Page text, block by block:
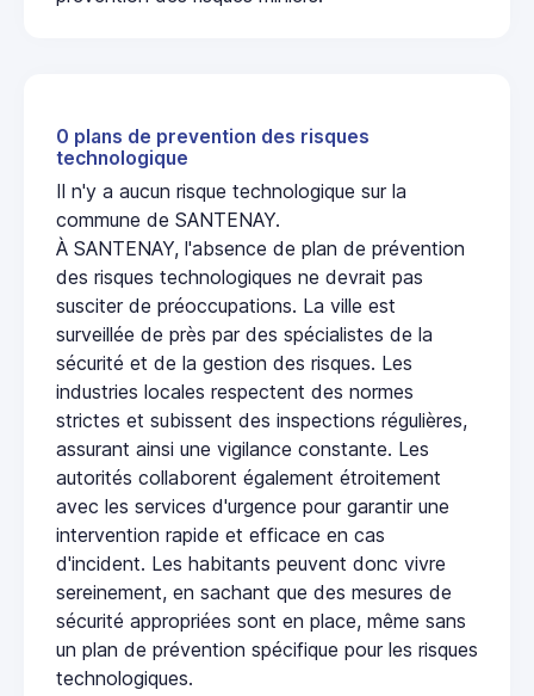
0 plans de prevention des risques
technologique
Il n'y a aucun risque technologique sur la
commune de SANTENAY.
À SANTENAY, l'absence de plan de prévention
des risques technologiques ne devrait pas
susciter de préoccupations. La ville est
surveillée de près par des spécialistes de la
sécurité et de la gestion des risques. Les
industries locales respectent des normes
strictes et subissent des inspections régulières,
assurant ainsi une vigilance constante. Les
autorités collaborent également étroitement
avec les services d'urgence pour garantir une
intervention rapide et efficace en cas
d'incident. Les habitants peuvent donc vivre
sereinement, en sachant que des mesures de
sécurité appropriées sont en place, même sans
un plan de prévention spécifique pour les risques
technologiques.